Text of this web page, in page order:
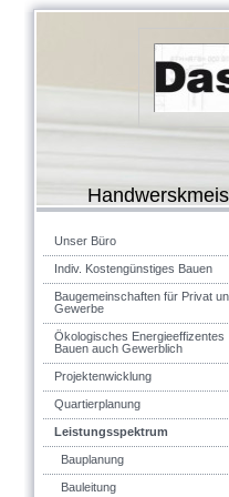
Unser Büro
Indiv. Kostengünstiges Bauen
Baugemeinschaften für Privat
Gewerbe
Ökologisches Energieeffizentes
Bauen auch Gewerblich
Projektenwicklung
Quartierplanung
Leistungsspektrum
Bauplanung
Bauleitung